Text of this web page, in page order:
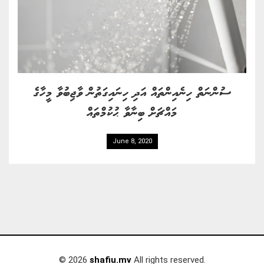
ސުންނަތް ހިނެއިންތައް އަދި ހިނައިގަތުން ވާޖިބުވާ މީހާގެ
މައްޗަށް ބިނާވާ ޙުކުމްތައް
June 8, 2020
© 2026 shafiu.mvAll rights reserved.